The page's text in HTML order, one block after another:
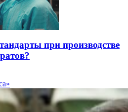
при производстве